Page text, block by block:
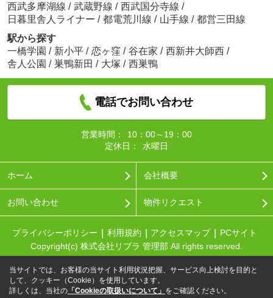
西武多摩湖線 / 武蔵野線 / 西武国分寺線 /
日暮里舎人ライナー / 都電荒川線 / 山手線 / 都営三田線
駅から探す
一橋学園 / 新小平 / 恋ヶ窪 / 谷在家 / 西新井大師西 /
舎人公園 / 巣鴨新田 / 大塚 / 西巣鴨
電話でお問い合わせ
営業時間：
10：00～19：00
定休日：
水曜日
ホーム 会社概要
お問い合わせ 物件リクエスト
プライバシーポリシー 利用規約 アクセスマップ
PCサイト
Copyright(c) 株式会社リブラ 管理部 All rights reserved.
当サイトでは、お客様の当サイト利用状況把握、サービス向上検討を目的と
して、クッキー（Cookie）を使用しています。
詳しくは、当社の 「Cookieの取扱いについて」 をご確認ください。